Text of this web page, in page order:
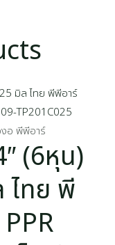
อ พีพีอาร์
(6หุน)
ไทย พี